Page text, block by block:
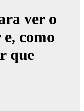
ver o
como
que